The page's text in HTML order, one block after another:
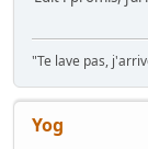
"Te lave pas,
Yog